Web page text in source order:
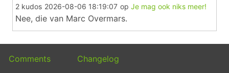
2 kudos 2026-08-06 18:19:07 op Je mag ook niks meer!
Nee, die van Marc Overmars.
Comments Changelog